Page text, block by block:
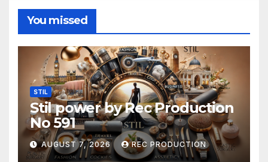
You missed
STIL
Stil power by Rec Production
No 591
AUGUST 7, 2026 REC PRODUCTION